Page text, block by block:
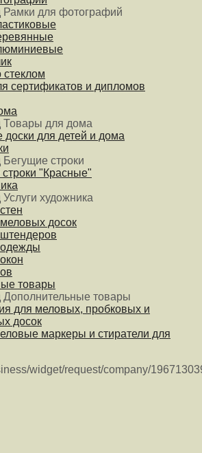
Рамки для фотографий
стеклом
сертификатов и дипломов
Товары для дома
для детей и дома
Бегущие строки
"Красные"
Услуги художника
досок
одежды
товары
Дополнительные товары
для меловых, пробковых и
досок
маркеры и стиратели для
widget/request/company/